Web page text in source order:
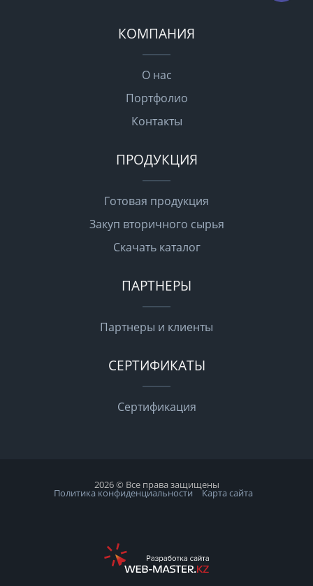
КОМПАНИЯ
О нас
Портфолио
Контакты
ПРОДУКЦИЯ
Готовая продукция
Закуп вторичного сырья
Скачать каталог
ПАРТНЕРЫ
Партнеры и клиенты
СЕРТИФИКАТЫ
Сертификация
2026 © Все права защищены
Политика конфиденциальности Карта сайта